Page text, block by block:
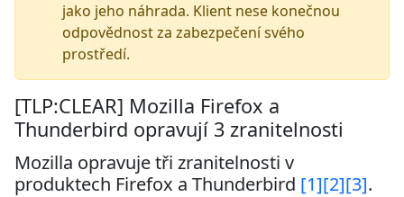
jako jeho náhrada. Klient nese konečnou
odpovědnost za zabezpečení svého
prostředí.
[TLP:CLEAR] Mozilla Firefox a
Thunderbird opravují 3 zranitelnosti
Mozilla opravuje tři zranitelnosti v
produktech Firefox a Thunderbird [1][2][3].